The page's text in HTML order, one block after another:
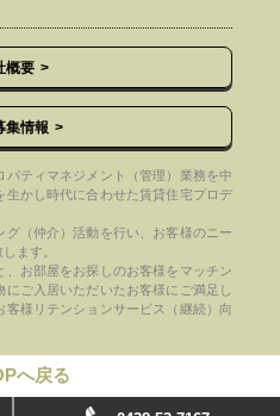
概要
集情報
ティマネジメント（管理）業務を中
かし時代に合わせた賃貸住宅プロデ
（仲介）活動を行い、お客様のニー
ます。
お部屋をお探しのお客様をマッチン
ご入居いただいたお客様にご満足し
様リテンションサービス（継続）向
へ戻る